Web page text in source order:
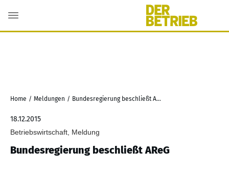
Home / Meldungen / Bundesregierung beschließt AReG
18.12.2015
Betriebswirtschaft, Meldung
Bundesregierung beschließt AReG